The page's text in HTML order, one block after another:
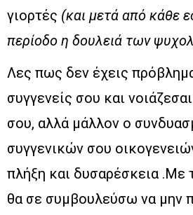
γιορτές (και μετά από κάθε
περίοδο η δουλειά των
Λες πως δεν έχεις
συγγενείς σου και
σου, αλλά μάλλον ο
συγγενικών σου
πλήξη και δυσαρέσκεια .Με
θα σε συμβουλεύσω να μην